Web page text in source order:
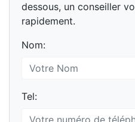
dessous, un conseiller
rapidement.
Nom:
Tel: